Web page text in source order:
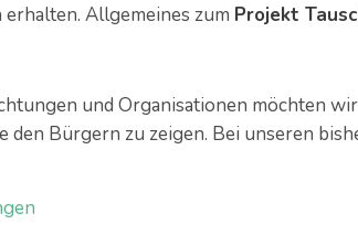
Allgemeines zum Projekt
und Organisationen möchten
den Bürgern zu zeigen. Bei unseren